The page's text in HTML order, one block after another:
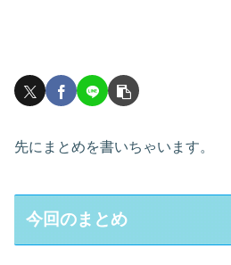
先にまとめを書いちゃいます。
今回のまとめ